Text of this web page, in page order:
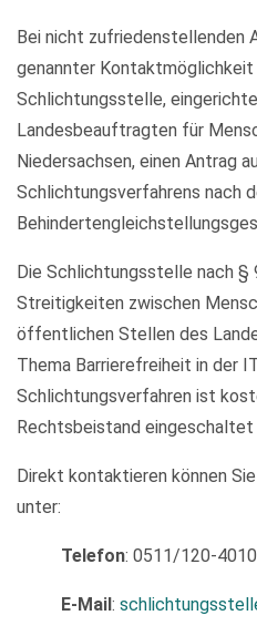
Bei nicht zufriedenstellenden
genannter Kontaktmöglichkeit
Schlichtungsstelle,
Landesbeauftragten für
Niedersachsen, einen Antrag
Schlichtungsverfahrens nach
Die Schlichtungsstelle nach §
Streitigkeiten zwischen
öffentlichen Stellen des
Thema Barrierefreiheit in der
Schlichtungsverfahren ist
Rechtsbeistand eingeschaltet
Direkt kontaktieren können
unter:
Telefon: 0511/120-4010
E-Mail :